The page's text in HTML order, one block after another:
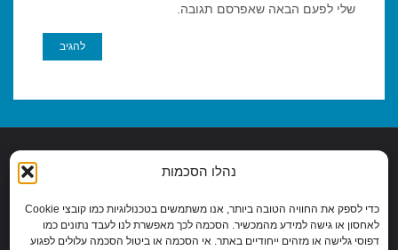
נהלו הסכמות
כדי לספק את החוויה הטובה ביותר, אנו משתמשים בטכנולוגיות כמו קובצי Cookie
לאחסון או גישה למידע מהמכשיר. הסכמה לכך מאפשרת לנו לעבד נתונים כמו
דפוסי גלישה או מזהים ייחודיים באתר. אי הסכמה או ביטול הסכמה עלולים לפגוע
שלי לפעם הבאה שאפרסם תגובה.
COOKIE POLICY (EU)